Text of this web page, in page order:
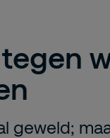
geweld;